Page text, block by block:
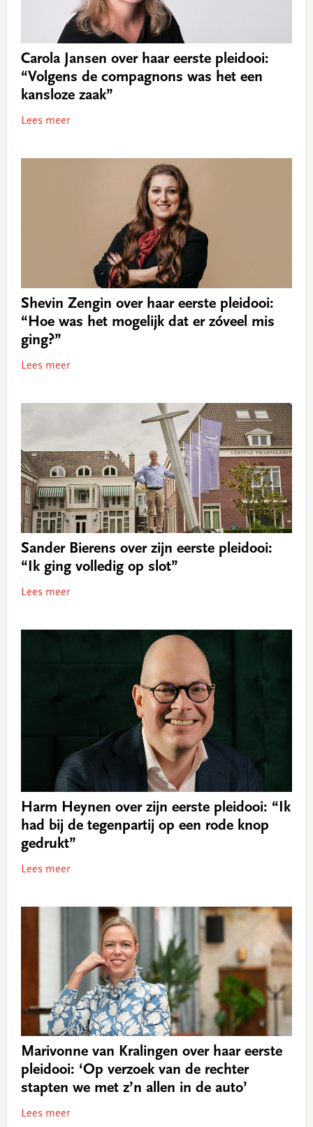
Carola Jansen over haar eerste pleidooi:
“Volgens de compagnons was het een
kansloze zaak”
Lees meer
Shevin Zengin over haar eerste pleidooi:
“Hoe was het mogelijk dat er zóveel mis
ging?”
Lees meer
Sander Bierens over zijn eerste pleidooi:
“Ik ging volledig op slot”
Lees meer
Harm Heynen over zijn eerste pleidooi: “Ik
had bij de tegenpartij op een rode knop
gedrukt”
Lees meer
Marivonne van Kralingen over haar eerste
pleidooi: ‘Op verzoek van de rechter
stapten we met z’n allen in de auto’
Lees meer